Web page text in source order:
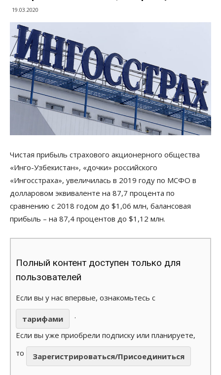
19.03.2020
Чистая прибыль страхового акционерного общества
«Инго-Узбекистан», «дочки» российского
«Ингосстраха», увеличилась в 2019 году по МСФО в
долларовом эквиваленте на 87,7 процента по
сравнению с 2018 годом до $1,06 млн, балансовая
прибыль – на 87,4 процентов до $1,12 млн.
Полный контент доступен только для
пользователей
Если вы у нас впервые, ознакомьтесь с
тарифами
.
Если вы уже приобрели подписку или планируете,
то
Зарегистрироваться/Присоединиться